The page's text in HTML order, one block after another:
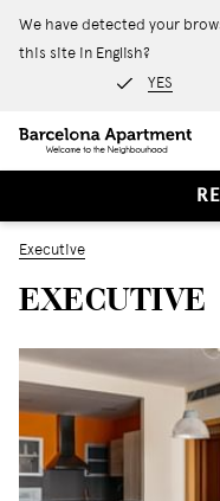
We have detected your
this site in English?
YES
Executive
EXECUTIVE